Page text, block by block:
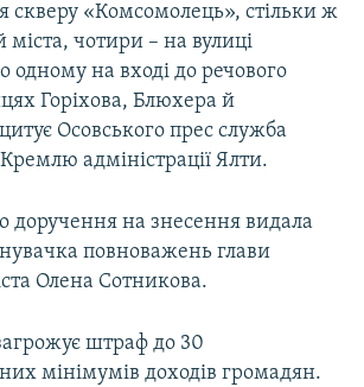
скверу «Комсомолець», стільки ж
чотири – на вулиці
одному на вході до речового
Горіхова, Блюхера й
Осовського прес служба
адміністрації Ялти.
доручення на знесення видала
повноважень глави
Олена Сотникова.
штраф до 30
мінімумів доходів громадян.